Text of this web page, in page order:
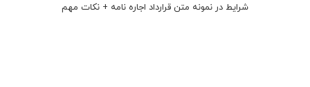
شرایط در نمونه متن قرارداد اجاره نامه + نکات مهم